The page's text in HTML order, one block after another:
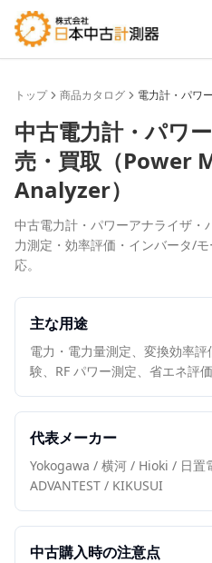
トップ 商品カタログ 電力計・パワ
中古電力計・パワ
売・買取（Power
Analyzer）
中古電力計・パワーアナライザ・
力測定・効率評価・インバータ/
応。
主な用途
電力・電力量測定、変換効率
験、RF パワー測定、省エネ評価
代表メーカー
Yokogawa / 横河 / Hioki / 日
ADVANTEST / KIKUSUI
中古購入時の注意点